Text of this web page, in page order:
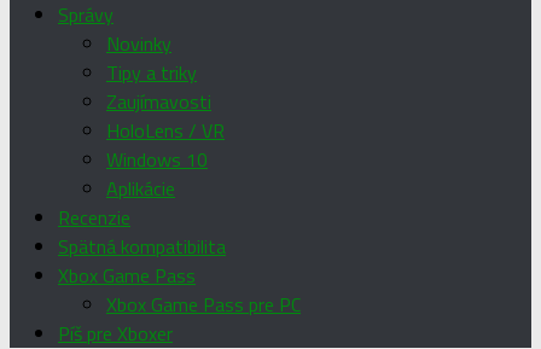
Správy
Novinky
Tipy a triky
Zaujímavosti
HoloLens / VR
Windows 10
Aplikácie
Recenzie
Spätná kompatibilita
Xbox Game Pass
Xbox Game Pass pre PC
Píš pre Xboxer